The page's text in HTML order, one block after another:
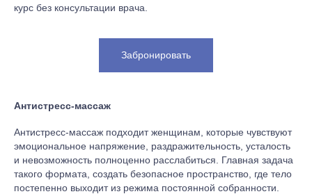
курс без консультации врача.
Забронировать
Антистресс-массаж
Антистресс-массаж подходит женщинам, которые чувствуют
эмоциональное напряжение, раздражительность, усталость
и невозможность полноценно расслабиться. Главная задача
такого формата, создать безопасное пространство, где тело
постепенно выходит из режима постоянной собранности.